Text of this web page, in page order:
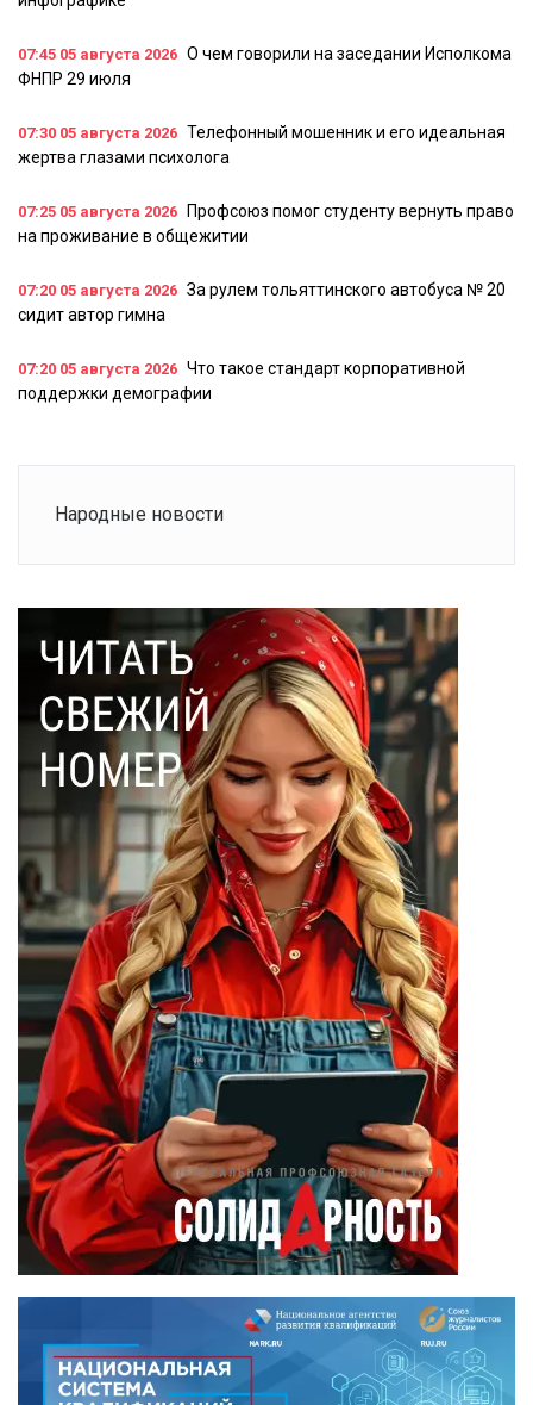
07:45 05 августа 2026 О чем говорили на заседании Исполкома
ФНПР 29 июля
07:30 05 августа 2026 Телефонный мошенник и его идеальная
жертва глазами психолога
07:25 05 августа 2026
Профсоюз помог студенту вернуть право
на проживание в общежитии
07:20 05 августа 2026 За рулем тольяттинского автобуса № 20
сидит автор гимна
07:20 05 августа 2026 Что такое стандарт корпоративной
поддержки демографии
Народные новости